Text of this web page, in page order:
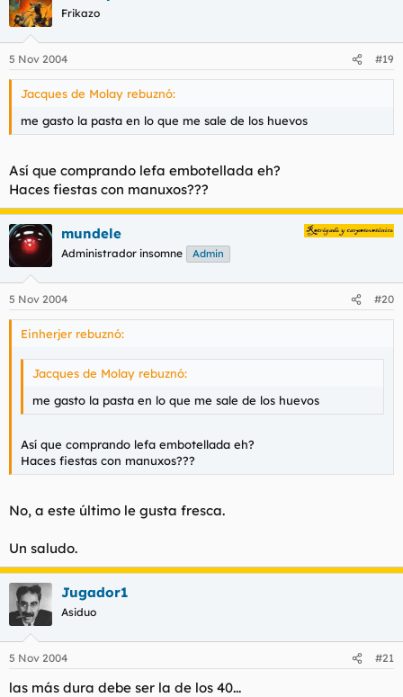
Frikazo
5 Nov 2004 #19
Jacques de Molay rebuznó:
me gasto la pasta en lo que me sale de los huevos
Así que comprando lefa embotellada eh?
Haces fiestas con manuxos???
mundele
Administrador insomne Admin
5 Nov 2004 #20
Einherjer rebuznó:
Jacques de Molay rebuznó:
me gasto la pasta en lo que me sale de los huevos
Así que comprando lefa embotellada eh?
Haces fiestas con manuxos???
No, a este último le gusta fresca.
Un saludo.
Jugador1
Asiduo
5 Nov 2004 #21
las más dura debe ser la de los 40...